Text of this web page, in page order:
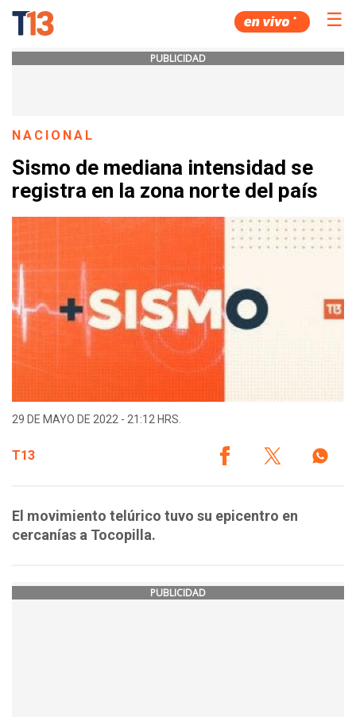
☰
PUBLICIDAD
NACIONAL
Sismo de mediana intensidad se
registra en la zona norte del país
29 DE MAYO DE 2022 - 21:12 HRS.
T13
El movimiento telúrico tuvo su epicentro en
cercanías a Tocopilla.
PUBLICIDAD